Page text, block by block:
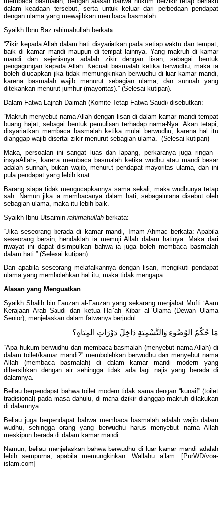
dalam keadaan tersebut, serta untuk keluar dari perbedaan pendapat
dengan ulama yang mewajibkan membaca basmalah.
Syaikh Ibnu Baz rahimahullah berkata:
“Zikir kepada Allah dalam hati disyariatkan pada setiap waktu dan tempat,
baik di kamar mandi maupun di tempat lainnya. Yang makruh di kamar
mandi dan sejenisnya adalah zikir dengan lisan, sebagai bentuk
pengagungan kepada Allah. Kecuali basmalah ketika berwudhu, maka ia
boleh diucapkan jika tidak memungkinkan berwudhu di luar kamar mandi,
karena basmalah wajib menurut sebagian ulama, dan sunnah yang
ditekankan menurut jumhur (mayoritas).” (Selesai kutipan).
Dalam Fatwa Lajnah Daimah (Komite Tetap Fatwa Saudi) disebutkan:
“Makruh menyebut nama Allah dengan lisan di dalam kamar mandi tempat
buang hajat, sebagai bentuk pemuliaan terhadap nama-Nya. Akan tetapi,
disyariatkan membaca basmalah ketika mulai berwudhu, karena hal itu
dianggap wajib disertai zikir menurut sebagian ulama.” (Selesai kutipan)
Maka, persoalan ini sangat luas dan lapang, perkaranya juga ringan -
insyaAllah-, karena membaca basmalah ketika wudhu atau mandi besar
adalah sunnah, bukan wajib, menurut pendapat mayoritas ulama, dan ini
pula pendapat yang lebih kuat.
Barang siapa tidak mengucapkannya sama sekali, maka wudhunya tetap
sah. Namun jika ia membacanya dalam hati, sebagaimana disebut oleh
sebagian ulama, maka itu lebih baik.
Syaikh Ibnu Utsaimin rahimahullah berkata:
“Jika seseorang berada di kamar mandi, Imam Ahmad berkata: Apabila
seseorang bersin, hendaklah ia memuji Allah dalam hatinya. Maka dari
riwayat ini dapat disimpulkan bahwa ia juga boleh membaca basmalah
dalam hati.” (Selesai kutipan).
Dan apabila seseorang melafalkannya dengan lisan, mengikuti pendapat
ulama yang membolehkan hal itu, maka tidak mengapa.
Alasan yang Menguatkan
Syaikh Shalih bin Fauzan al-Fauzan yang sekarang menjabat Mufti ‘Aam
Kerajaan Arab Saudi dan ketua Hai’ah Kibar al-‘Ulama (Dewan Ulama
Senior), menjelaskan dalam fatwanya berjudul:
مَا حُكْمُ الوُضُوءِ وَالتَّسْمِيَةِ دَاخِلَ دَوْرَاتِ المِيَاهِ؟
“Apa hukum berwudhu dan membaca basmalah (menyebut nama Allah) di
dalam toilet/kamar mandi?” membolehkan berwudhu dan menyebut nama
Allah (membaca basmalah) di dalam kamar mandi modern yang
dibersihkan dengan air sehingga tidak ada lagi najis yang berada di
dalamnya.
Beliau berpendapat bahwa toilet modern tidak sama dengan “kunaif” (toilet
tradisional) pada masa dahulu, di mana dzikir dianggap makruh dilakukan
di dalamnya.
Beliau juga berpendapat bahwa membaca basmalah adalah wajib dalam
wudhu, sehingga orang yang berwudhu harus menyebut nama Allah
meskipun berada di dalam kamar mandi.
Namun, beliau menjelaskan bahwa berwudhu di luar kamar mandi adalah
lebih sempurna, apabila memungkinkan. Wallahu a’lam. [PurWD/voa-
islam.com]